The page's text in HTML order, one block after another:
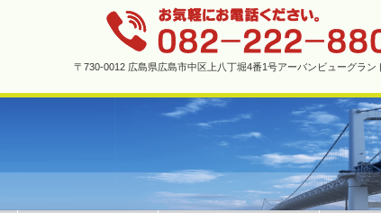
〒730-0012 広島県広島市中区上八丁堀4番1号アーバンビューグラン